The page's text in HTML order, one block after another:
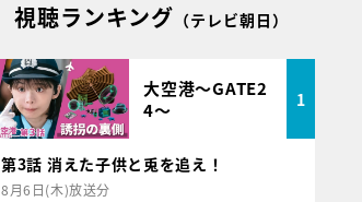
視聴ランキング （テレビ朝日）
大空港～GATE2
4～
1
第3話 消えた子供と兎を追え！
8月6日(木)放送分